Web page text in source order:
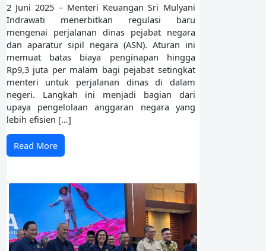
2 Juni 2025 – Menteri Keuangan Sri Mulyani
Indrawati menerbitkan regulasi baru
mengenai perjalanan dinas pejabat negara
dan aparatur sipil negara (ASN). Aturan ini
memuat batas biaya penginapan hingga
Rp9,3 juta per malam bagi pejabat setingkat
menteri untuk perjalanan dinas di dalam
negeri. Langkah ini menjadi bagian dari
upaya pengelolaan anggaran negara yang
lebih efisien […]
Read More